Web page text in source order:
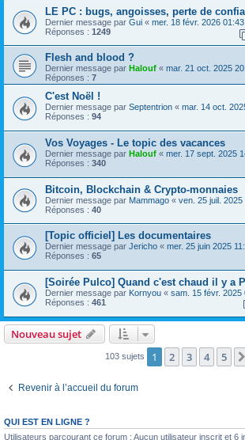
LE PC : bugs, angoisses, perte de
Dernier message par Gui « mer. 18 févr. 2026 01:43
Réponses : 1249
Flesh and blood ?
Dernier message par Halouf « mar. 21 oct. 2025
Réponses : 7
C'est Noël !
Dernier message par Septentrion « mar. 14 oct.
Réponses : 94
Vos Voyages - Le topic des vacances
Dernier message par Halouf « mer. 17 sept. 2025
Réponses : 340
Bitcoin, Blockchain & Crypto-monnaies
Dernier message par Mammago « ven. 25 juil. 2025
Réponses : 40
[Topic officiel] Les documentaires
Dernier message par Jericho « mer. 25 juin 2025
Réponses : 65
[Soirée Pulco] Quand c'est chaud il y a
Dernier message par Kornyou « sam. 15 févr. 2025
Réponses : 461
Nouveau sujet
103 sujets 1 2 3 4 5
Revenir à l’accueil du forum
QUI EST EN LIGNE ?
Utilisateurs parcourant ce forum : Aucun utilisateur inscrit et 6